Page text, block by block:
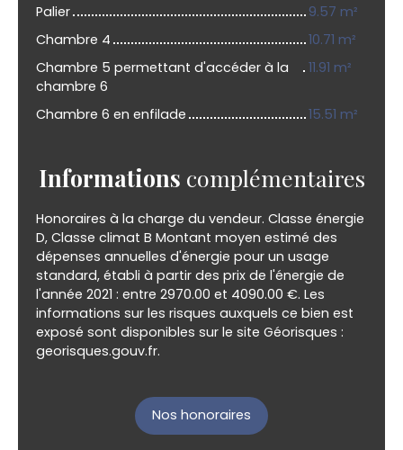
Palier
9.57 m²
Chambre 4
10.71 m²
Chambre 5 permettant d'accéder à la
chambre 6
11.91 m²
Chambre 6 en enfilade 15.51 m²
Informations complémentaires
Honoraires à la charge du vendeur. Classe énergie
D, Classe climat B Montant moyen estimé des
dépenses annuelles d'énergie pour un usage
standard, établi à partir des prix de l'énergie de
l'année 2021 : entre 2970.00 et 4090.00 €. Les
informations sur les risques auxquels ce bien est
exposé sont disponibles sur le site Géorisques :
georisques.gouv.fr.
Nos honoraires